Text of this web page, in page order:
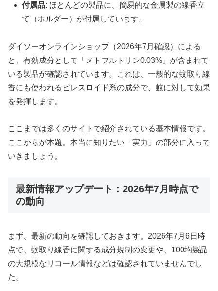
付属品: ほとんどの製品に、簡易的な金属製の線香立
て（ホルダー）が付属しています。
ダイソーオンラインショップ（2026年7月確認）による
と、有効成分として「メトフルトリン0.03%」が含まれて
いる製品が確認されています。これは、一般的な蚊取り線
香にも使われるピレスロイド系の成分で、蚊に対して効果
を発揮します。
ここまでは多くのサイトで紹介されている基本情報です。
ここからが本題。本当に知りたい「実力」の部分に入って
いきましょう。
最新情報アップデート：2026年7月時点で
の動向
まず、最新の動向を確認しておきます。2026年7月6日時
点で、蚊取り線香に関する成分規制の変更や、100均製品
の大規模なリコール情報などは確認されていませんでし
た。